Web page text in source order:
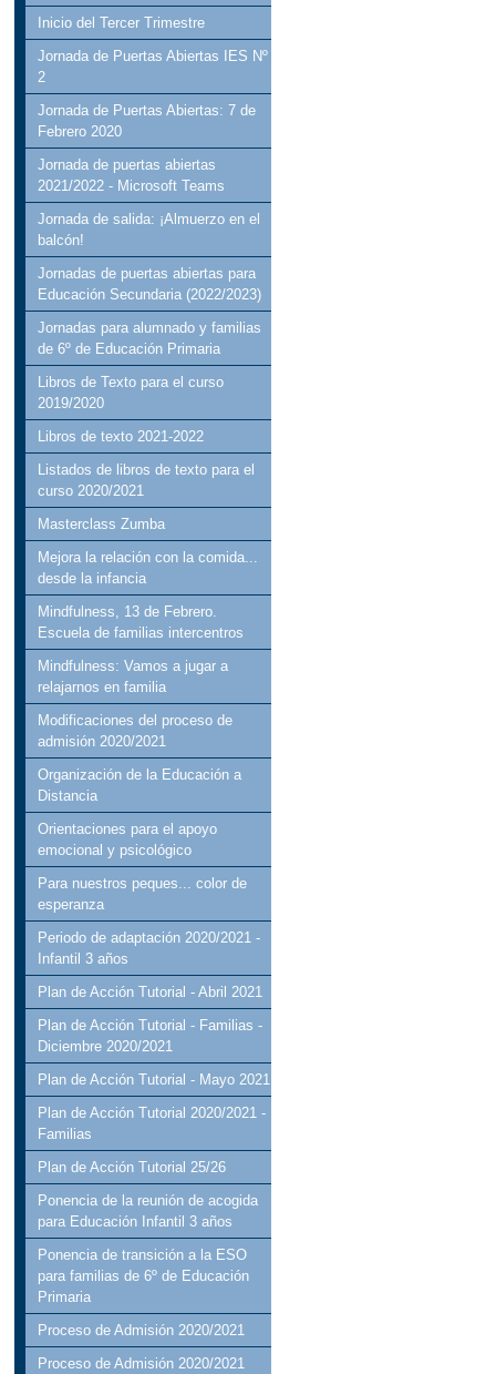
Inicio del Tercer Trimestre
Jornada de Puertas Abiertas IES Nº
2
Jornada de Puertas Abiertas: 7 de
Febrero 2020
Jornada de puertas abiertas
2021/2022 - Microsoft Teams
Jornada de salida: ¡Almuerzo en el
balcón!
Jornadas de puertas abiertas para
Educación Secundaria (2022/2023)
Jornadas para alumnado y familias
de 6º de Educación Primaria
Libros de Texto para el curso
2019/2020
Libros de texto 2021-2022
Listados de libros de texto para el
curso 2020/2021
Masterclass Zumba
Mejora la relación con la comida...
desde la infancia
Mindfulness, 13 de Febrero.
Escuela de familias intercentros
Mindfulness: Vamos a jugar a
relajarnos en familia
Modificaciones del proceso de
admisión 2020/2021
Organización de la Educación a
Distancia
Orientaciones para el apoyo
emocional y psicológico
Para nuestros peques... color de
esperanza
Periodo de adaptación 2020/2021 -
Infantil 3 años
Plan de Acción Tutorial - Abril 2021
Plan de Acción Tutorial - Familias -
Diciembre 2020/2021
Plan de Acción Tutorial - Mayo 2021
Plan de Acción Tutorial 2020/2021 -
Familias
Plan de Acción Tutorial 25/26
Ponencia de la reunión de acogida
para Educación Infantil 3 años
Ponencia de transición a la ESO
para familias de 6º de Educación
Primaria
Proceso de Admisión 2020/2021
Proceso de Admisión 2020/2021